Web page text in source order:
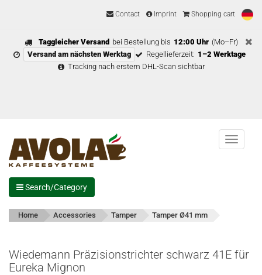
Contact Imprint Shopping cart
Taggleicher Versand bei Bestellung bis 12:00 Uhr (Mo–Fr)
Versand am nächsten Werktag
Regellieferzeit: 1–2 Werktage
Tracking nach erstem DHL-Scan sichtbar
Menu
Search/Category
Home Accessories Tamper Tamper Ø41 mm
Wiedemann Präzisionstrichter schwarz 41E für
Eureka Mignon